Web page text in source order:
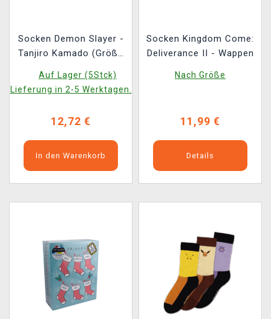
Socken Demon Slayer -
Tanjiro Kamado (Größe
Auf Lager (5Stck)
Lieferung in 2-5 Werktagen.
12,72 €
In den Warenkorb
Socken Kingdom Come:
Deliverance II - Wappen
Nach Größe
11,99 €
Details